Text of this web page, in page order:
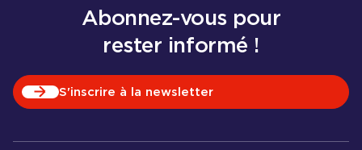
Abonnez-vous pour
rester informé !
S'inscrire à la newsletter